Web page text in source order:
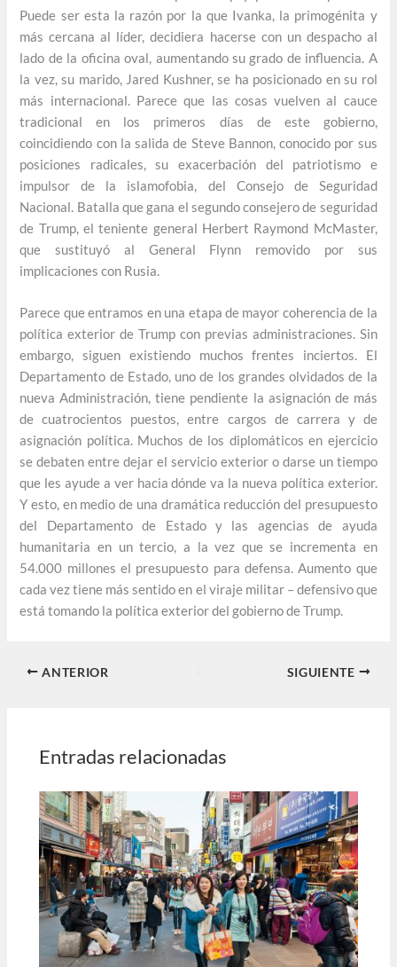
Puede ser esta la razón por la que Ivanka, la primogénita y
más cercana al líder, decidiera hacerse con un despacho al
lado de la oficina oval, aumentando su grado de influencia. A
la vez, su marido, Jared Kushner, se ha posicionado en su rol
más internacional. Parece que las cosas vuelven al cauce
tradicional en los primeros días de este gobierno,
coincidiendo con la salida de Steve Bannon, conocido por sus
posiciones radicales, su exacerbación del patriotismo e
impulsor de la islamofobia, del Consejo de Seguridad
Nacional. Batalla que gana el segundo consejero de seguridad
de Trump, el teniente general Herbert Raymond McMaster,
que sustituyó al General Flynn removido por sus
implicaciones con Rusia.
Parece que entramos en una etapa de mayor coherencia de la
política exterior de Trump con previas administraciones. Sin
embargo, siguen existiendo muchos frentes inciertos. El
Departamento de Estado, uno de los grandes olvidados de la
nueva Administración, tiene pendiente la asignación de más
de cuatrocientos puestos, entre cargos de carrera y de
asignación política. Muchos de los diplomáticos en ejercicio
se debaten entre dejar el servicio exterior o darse un tiempo
que les ayude a ver hacia dónde va la nueva política exterior.
Y esto, en medio de una dramática reducción del presupuesto
del Departamento de Estado y las agencias de ayuda
humanitaria en un tercio, a la vez que se incrementa en
54.000 millones el presupuesto para defensa. Aumento que
cada vez tiene más sentido en el viraje militar – defensivo que
está tomando la política exterior del gobierno de Trump.
ANTERIOR SIGUIENTE
Entradas relacionadas